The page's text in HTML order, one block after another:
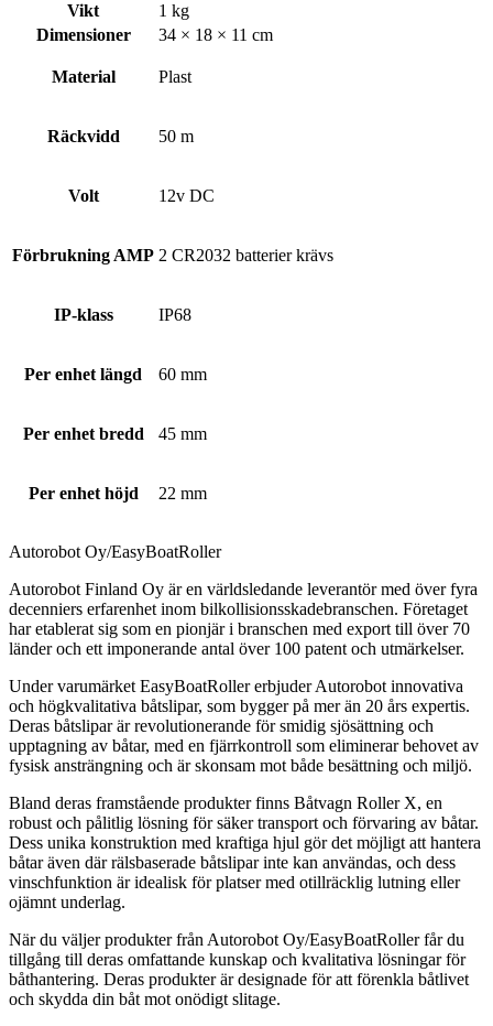
Vikt
1 kg
Dimensioner
34 × 18 × 11 cm
Material Plast
Räckvidd 50 m
Volt 12v DC
Förbrukning AMP 2 CR2032 batterier krävs
IP-klass IP68
Per enhet längd 60 mm
Per enhet bredd 45 mm
Per enhet höjd 22 mm
Autorobot Oy/EasyBoatRoller
Autorobot Finland Oy är en världsledande leverantör med över fyra
decenniers erfarenhet inom bilkollisionsskadebranschen. Företaget
har etablerat sig som en pionjär i branschen med export till över 70
länder och ett imponerande antal över 100 patent och utmärkelser.
Under varumärket EasyBoatRoller erbjuder Autorobot innovativa
och högkvalitativa båtslipar, som bygger på mer än 20 års expertis.
Deras båtslipar är revolutionerande för smidig sjösättning och
upptagning av båtar, med en fjärrkontroll som eliminerar behovet av
fysisk ansträngning och är skonsam mot både besättning och miljö.
Bland deras framstående produkter finns Båtvagn Roller X, en
robust och pålitlig lösning för säker transport och förvaring av båtar.
Dess unika konstruktion med kraftiga hjul gör det möjligt att hantera
båtar även där rälsbaserade båtslipar inte kan användas, och dess
vinschfunktion är idealisk för platser med otillräcklig lutning eller
ojämnt underlag.
När du väljer produkter från Autorobot Oy/EasyBoatRoller får du
tillgång till deras omfattande kunskap och kvalitativa lösningar för
båthantering. Deras produkter är designade för att förenkla båtlivet
och skydda din båt mot onödigt slitage.